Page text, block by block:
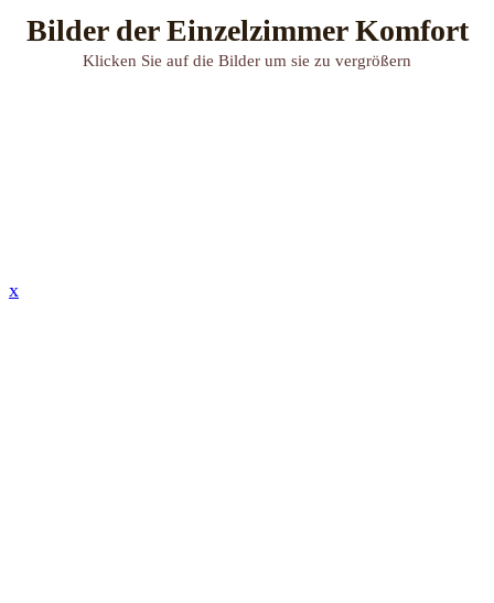
Bilder der Einzelzimmer Komfort
Klicken Sie auf die Bilder um sie zu vergrößern
x